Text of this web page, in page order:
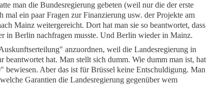
man die Bundesregierung gebeten (weil nur die der erste
ein paar Fragen zur Finanzierung usw. der Projekte am
Mainz weitergereicht. Dort hat man sie so beantwortet, dass
in Berlin nachfragen musste. Und Berlin wieder in Mainz.
anzuordnen, weil die Landesregierung in
hat. Man stellt sich dumm. Wie dumm man ist, hat
Aber das ist für Brüssel keine Entschuldigung. Man
Garantien die Landesregierung gegenüber wem